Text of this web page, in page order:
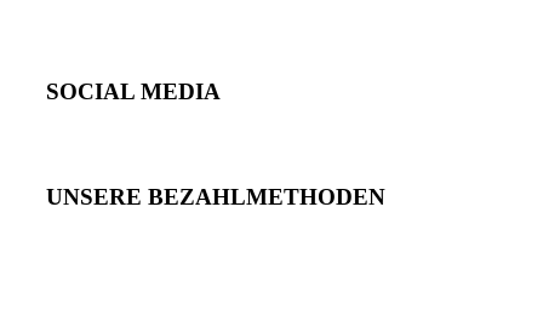
SOCIAL MEDIA
UNSERE BEZAHLMETHODEN